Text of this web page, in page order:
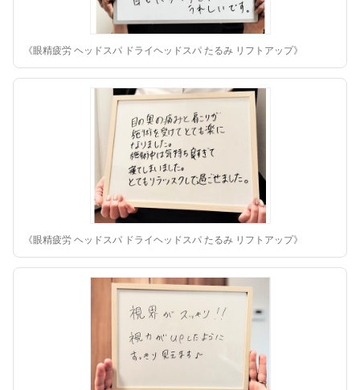
《眼精疲労 ヘッドスパ ドライヘッドスパ たるみ リフトアップ》
《眼精疲労 ヘッドスパ ドライヘッドスパ たるみ リフトアップ》